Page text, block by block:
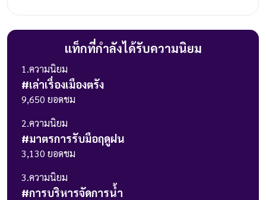
แท็กที่กำลังได้รับความนิยม
1 .ความนิยม
#เล่าเรื่องเมืองตรัง
9,650 ยอดชม
2.ความนิยม
#มาตรการรับมือฤดูฝน
3,130 ยอดชม
3.ความนิยม
#การบริหารจัดการน้ำ